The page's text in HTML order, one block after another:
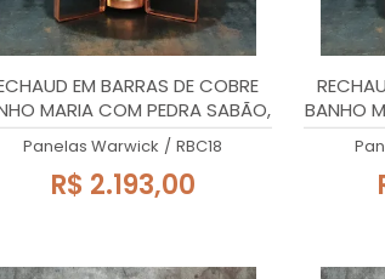
EM BARRAS DE COBRE
MARIA COM PEDRA SABÃO,
18x27cm, 1,7 Litros
Panelas Warwick / RBC18
R$ 2.193,00
BANHO